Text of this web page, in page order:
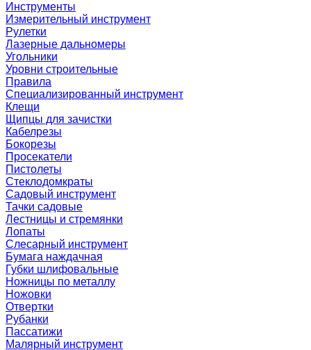
Инструменты
Измерительный инструмент
Рулетки
Лазерные дальномеры
Угольники
Уровни строительные
Правила
Специализированный инструмент
Клещи
Щипцы для зачистки
Кабелрезы
Бокорезы
Просекатели
Пистолеты
Стеклодомкраты
Садовый инструмент
Тачки садовые
Лестницы и стремянки
Лопаты
Слесарный инструмент
Бумага наждачная
Губки шлифовальные
Ножницы по металлу
Ножовки
Отвертки
Рубанки
Пассатижи
Малярный инструмент